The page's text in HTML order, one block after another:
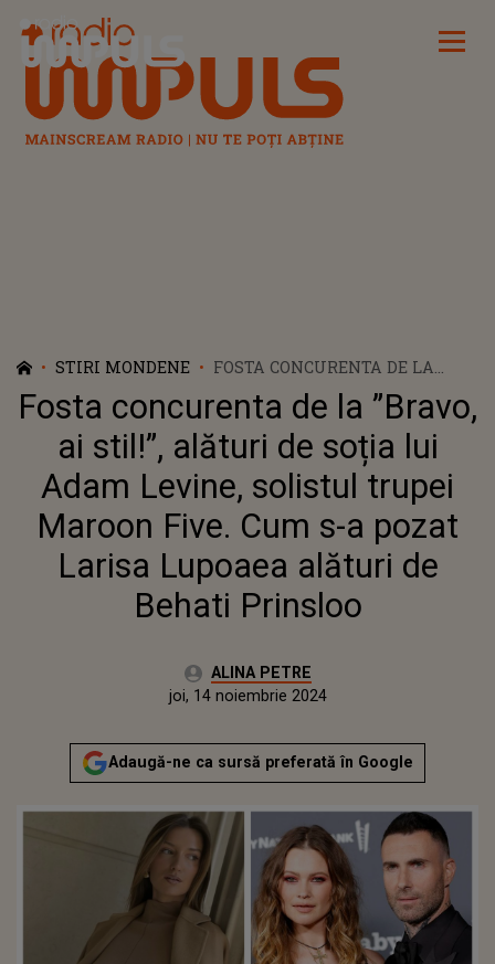
Radio Impuls
STIRI MONDENE
FOSTA CONCURENTA DE LA
”BRAVO, AI STIL!”, ALĂTURI DE
SOȚIA LUI ADAM LEVINE,
SOLISTUL TRUPEI MAROON
FIVE. CUM S-A POZAT LARISA
LUPOAEA ALĂTURI DE BEHATI
PRINSLOO
Fosta concurenta de la ”Bravo,
ai stil!”, alături de soția lui
Adam Levine, solistul trupei
Maroon Five. Cum s-a pozat
Larisa Lupoaea alături de
Behati Prinsloo
Autor:ALINA PETRE
joi, 14 noiembrie 2024Actualizat:
joi, 14 noiembrie 2024
Adaugă-ne ca sursă preferată în Google